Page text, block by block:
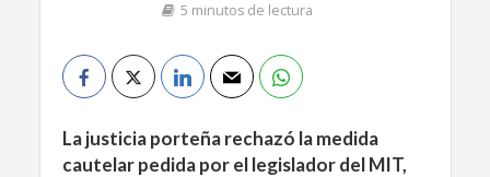
5 minutos de lectura
La justicia porteña rechazó la medida
cautelar pedida por el legislador del MIT,